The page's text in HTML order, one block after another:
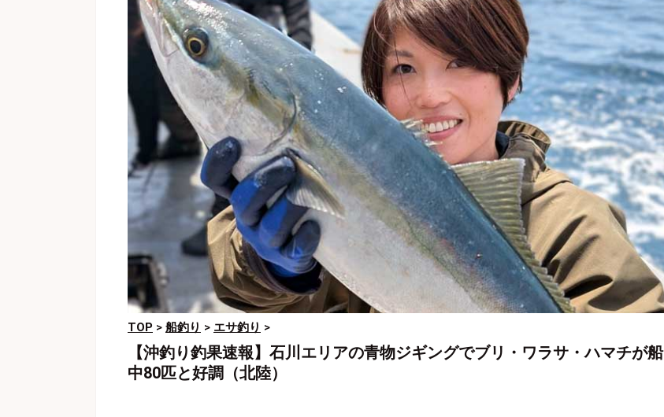
TOP > 船釣り > エサ釣り >
【沖釣り釣果速報】石川エリアの青物ジギングでブリ・ワラサ・ハマチが船
中80匹と好調（北陸）